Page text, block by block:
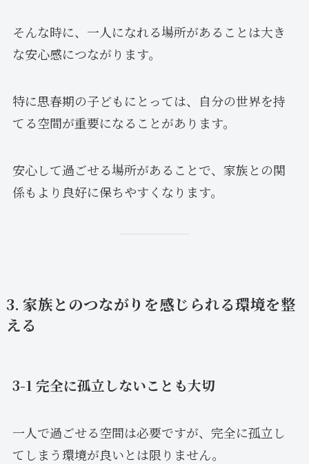
そんな時に、一人になれる場所があることは大き
な安心感につながります。
特に思春期の子どもにとっては、自分の世界を持
てる空間が重要になることがあります。
安心して過ごせる場所があることで、家族との関
係もより良好に保ちやすくなります。
3. 家族とのつながりを感じられる環境を整
える
3-1 完全に孤立しないことも大切
一人で過ごせる空間は必要ですが、完全に孤立し
てしまう環境が良いとは限りません。